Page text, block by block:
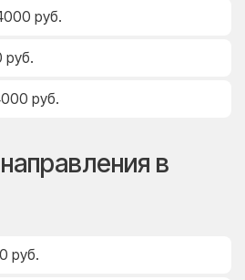
руб.
руб.
руб.
в
руб.